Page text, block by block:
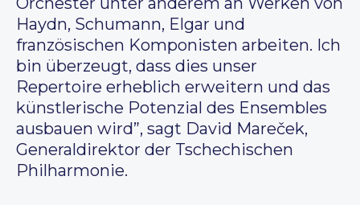
Haydn, Schumann, Elgar und
französischen Komponisten arbeiten. Ich
bin überzeugt, dass dies unser
Repertoire erheblich erweitern und das
künstlerische Potenzial des Ensembles
ausbauen wird”, sagt David Mareček,
Generaldirektor der Tschechischen
Philharmonie.